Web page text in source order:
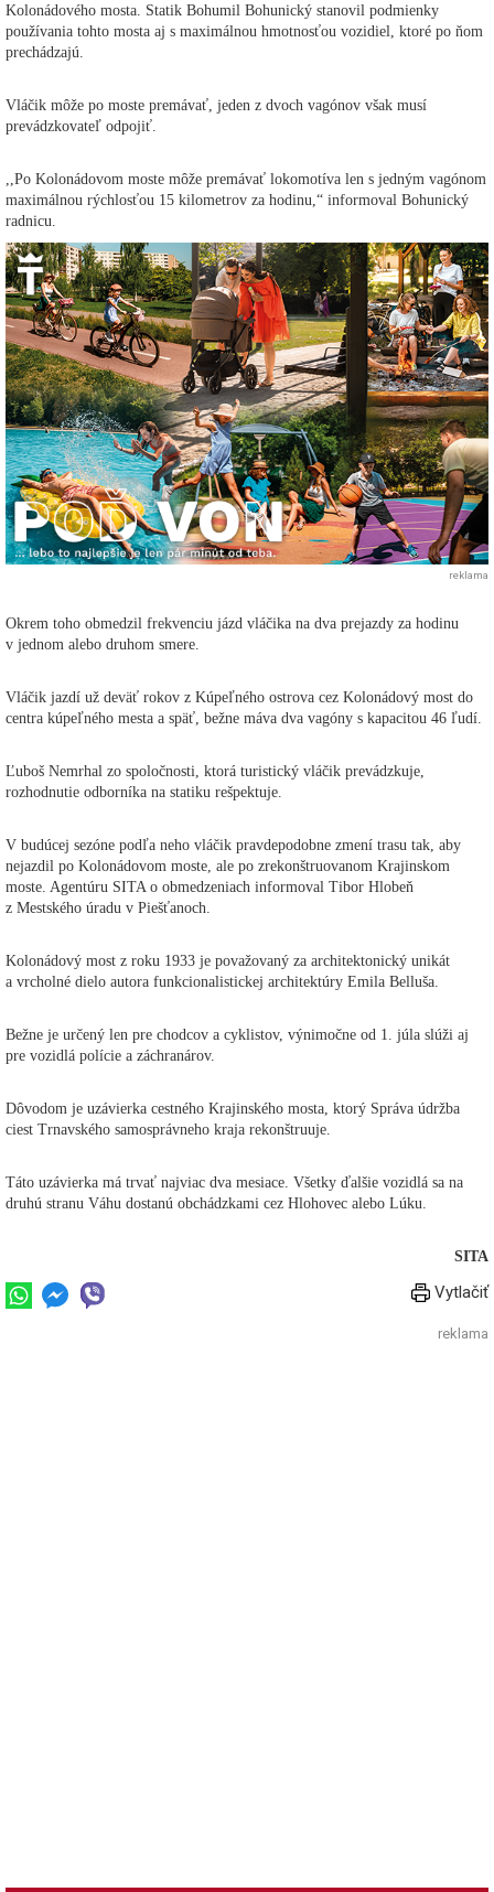
Kolonádového mosta. Statik Bohumil Bohunický stanovil podmienky
používania tohto mosta aj s maximálnou hmotnosťou vozidiel, ktoré po ňom
prechádzajú.
Vláčik môže po moste premávať, jeden z dvoch vagónov však musí
prevádzkovateľ odpojiť.
,,Po Kolonádovom moste môže premávať lokomotíva len s jedným vagónom
maximálnou rýchlosťou 15 kilometrov za hodinu,“ informoval Bohunický
radnicu.
reklama
Okrem toho obmedzil frekvenciu jázd vláčika na dva prejazdy za hodinu
v jednom alebo druhom smere.
Vláčik jazdí už deväť rokov z Kúpeľného ostrova cez Kolonádový most do
centra kúpeľného mesta a späť, bežne máva dva vagóny s kapacitou 46 ľudí.
Ľuboš Nemrhal zo spoločnosti, ktorá turistický vláčik prevádzkuje,
rozhodnutie odborníka na statiku rešpektuje.
V budúcej sezóne podľa neho vláčik pravdepodobne zmení trasu tak, aby
nejazdil po Kolonádovom moste, ale po zrekonštruovanom Krajinskom
moste. Agentúru SITA o obmedzeniach informoval Tibor Hlobeň
z Mestského úradu v Piešťanoch.
Kolonádový most z roku 1933 je považovaný za architektonický unikát
a vrcholné dielo autora funkcionalistickej architektúry Emila Belluša.
Bežne je určený len pre chodcov a cyklistov, výnimočne od 1. júla slúži aj
pre vozidlá polície a záchranárov.
Dôvodom je uzávierka cestného Krajinského mosta, ktorý Správa údržba
ciest Trnavského samosprávneho kraja rekonštruuje.
Táto uzávierka má trvať najviac dva mesiace. Všetky ďalšie vozidlá sa na
druhú stranu Váhu dostanú obchádzkami cez Hlohovec alebo Lúku.
SITA
Vytlačiť
reklama